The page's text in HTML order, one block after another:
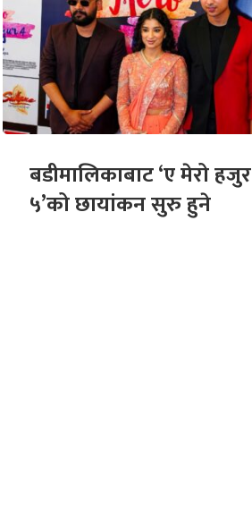
बडीमालिकाबाट ‘ए मेरो हजुर
५’को छायांकन सुरु हुने